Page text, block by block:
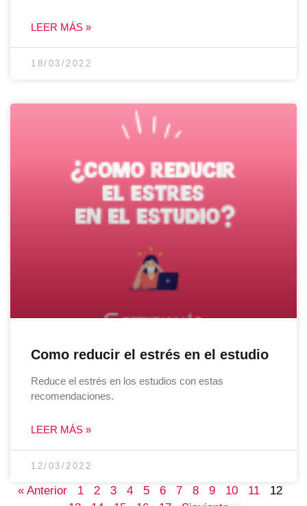
LEER MÁS »
18/03/2022
Como reducir el estrés en el estudio
Reduce el estrés en los estudios con estas
recomendaciones.
LEER MÁS »
12/03/2022
« Anterior 1 2 3 4 5 6 7 8 9 10 11
12